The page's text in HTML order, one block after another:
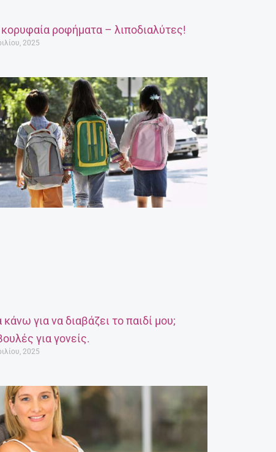
ροφήματα – λιποδιαλύτες!
2025
κάνω για να διαβάζει το παιδί μου;
για γονείς.
2025